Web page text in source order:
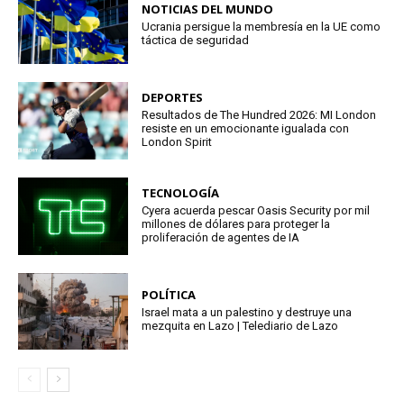
NOTICIAS DEL MUNDO
Ucrania persigue la membresía en la UE como
táctica de seguridad
DEPORTES
Resultados de The Hundred 2026: MI London
resiste en un emocionante igualada con
London Spirit
TECNOLOGÍA
Cyera acuerda pescar Oasis Security por mil
millones de dólares para proteger la
proliferación de agentes de IA
POLÍTICA
Israel mata a un palestino y destruye una
mezquita en Lazo | Telediario de Lazo